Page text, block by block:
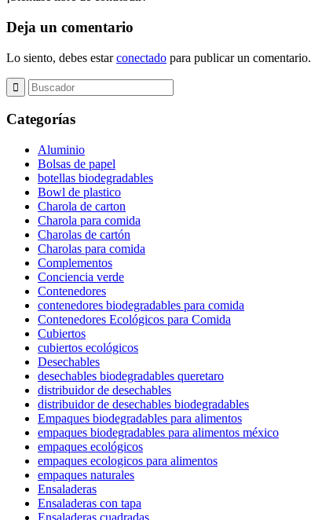
Deja un comentario
Lo siento, debes estarconectado para publicar un comentario.
Categorías
Aluminio
Bolsas de papel
botellas biodegradables
Bowl de plastico
Charola de carton
Charola para comida
Charolas de cartón
Charolas para comida
Complementos
Conciencia verde
Contenedores
contenedores biodegradables para comida
Contenedores Ecológicos para Comida
Cubiertos
cubiertos ecológicos
Desechables
desechables biodegradables queretaro
distribuidor de desechables
distribuidor de desechables biodegradables
Empaques biodegradables para alimentos
empaques biodegradables para alimentos méxico
empaques ecológicos
empaques ecologicos para alimentos
empaques naturales
Ensaladeras
Ensaladeras con tapa